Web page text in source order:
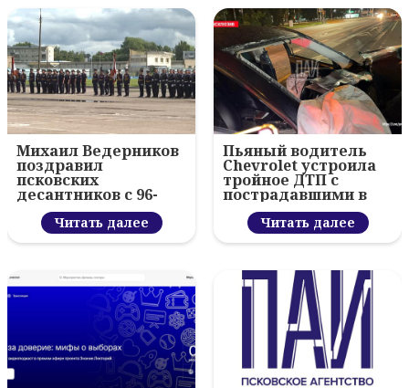
Михаил Ведерников
поздравил
псковских
десантников с 96-
летием ВДВ и
вручил награды
Читать далее
Пьяный водитель
Chevrolet устроила
тройное ДТП с
пострадавшими в
Пскове
Читать далее